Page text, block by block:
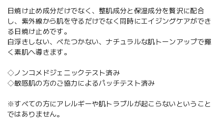
日焼け止め成分だけでなく、整肌成分と保湿成分を贅沢に配合
し、紫外線から肌を守るだけでなく同時にエイジングケアができ
る日焼け止めです。
白浮きしない、べたつかない、ナチュラルな肌トーンアップで輝
く素肌へ導きます。
◇ノンコメドジェニックテスト済み
◇敏感肌の方のご協力によるパッチテスト済み
※すべての方にアレルギーや肌トラブルが起こらないということ
ではありません。